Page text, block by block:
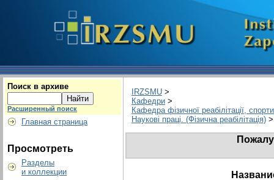
Поиск в архиве
Расширенный поиск
Главная страница
Просмотреть
Разделы
и коллекции
IRZSMU >
Кафедри >
Кафедра фізичної реабілітації,
Наукові праці. (Фізична реабілітація) >